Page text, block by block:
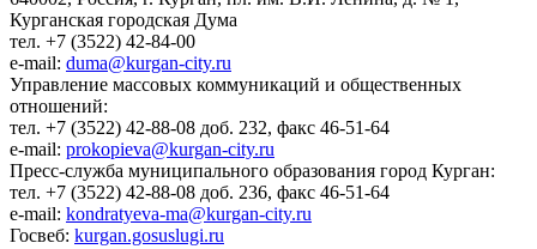
Курганская городская Дума
тел. +7 (3522) 42-84-00
e-mail: duma@kurgan-city.ru
Управление массовых коммуникаций и общественных
отношений:
тел. +7 (3522) 42-88-08 доб. 232, факс 46-51-64
e-mail: prokopieva@kurgan-city.ru
Пресс-служба муниципального образования город Курган:
тел. +7 (3522) 42-88-08 доб. 236, факс 46-51-64
e-mail: kondratyeva-ma@kurgan-city.ru
Госвеб: kurgan.gosuslugi.ru